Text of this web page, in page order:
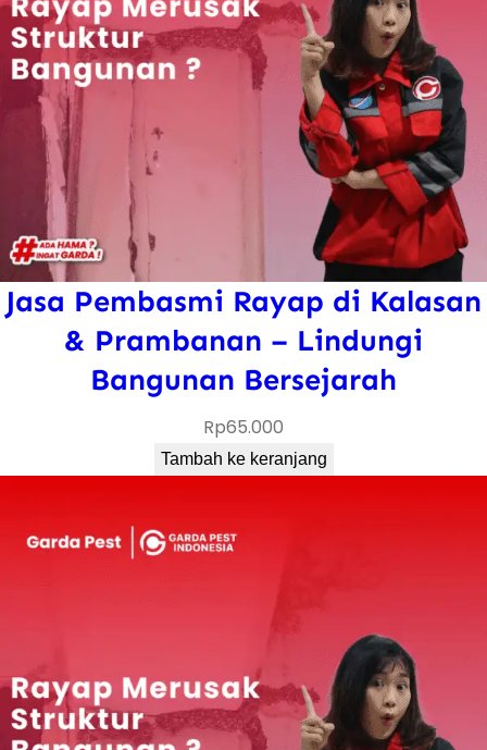
Jasa Pembasmi Rayap di Kalasan
& Prambanan – Lindungi
Bangunan Bersejarah
Rp65.000
Tambah ke keranjang